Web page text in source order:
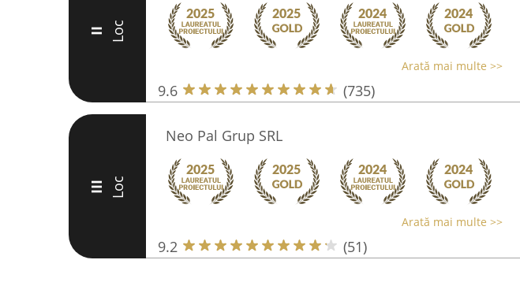
II Loc
Arată mai multe >>
9.6 (735)
III Loc
Neo Pal Grup SRL
Arată mai multe >>
9.2 (51)